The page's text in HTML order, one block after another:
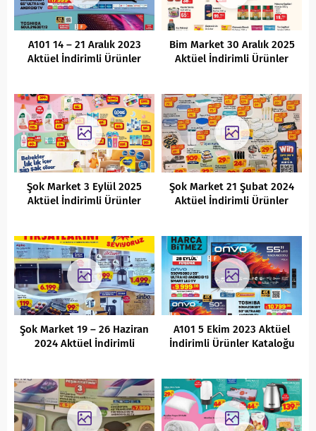
A101 14 – 21 Aralık 2023
Aktüel İndirimli Ürünler
Bim Market 30 Aralık 2025
Aktüel İndirimli Ürünler
Şok Market 3 Eylül 2025
Aktüel İndirimli Ürünler
Şok Market 21 Şubat 2024
Aktüel İndirimli Ürünler
Şok Market 19 – 26 Haziran
2024 Aktüel İndirimli
A101 5 Ekim 2023 Aktüel
İndirimli Ürünler Kataloğu